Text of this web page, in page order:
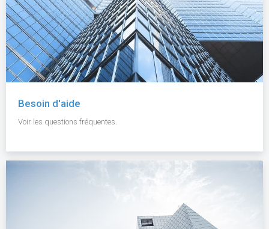
Besoin d'aide
Voir les questions fréquentes.